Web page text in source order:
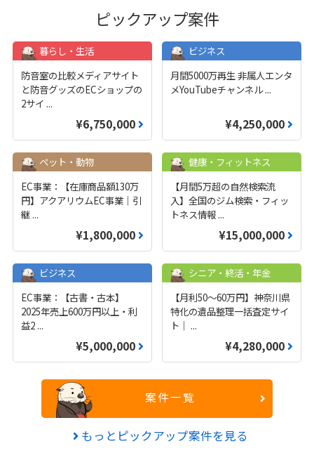
ピックアップ案件
暮らし・生活
防音室の比較メディアサイト
と防音グッズのECショップの
2サイ ...
¥6,750,000
ビジネス
月間5000万再生 非属人エンタ
メYouTubeチャンネル...
¥4,250,000
ペット・動物
EC事業：【在庫商品額130万
円】アクアリウムEC事業｜引
継 ...
¥1,800,000
健康・フィットネス
【月間5万超の自然検索流
入】全国のジム検索・フィッ
トネス情報 ...
¥15,000,000
ビジネス
EC事業：【古書・古本】
2025年売上600万円以上・利
益2 ...
¥5,000,000
シニア・終活・年金
【月利50〜60万円】神奈川県
特化の遺品整理一括査定サイ
ト｜ ...
¥4,280,000
案件一覧
もっとピックアップ案件を見る